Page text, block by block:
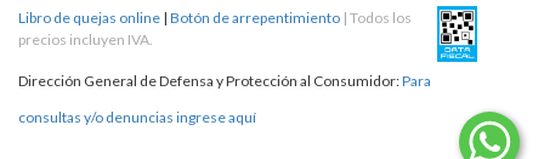
Libro de quejas online | Botón de arrepentimiento | Todos los
precios incluyen IVA.
Dirección General de Defensa y Protección al Consumidor:Para
consultas y/o denuncias ingrese aquí